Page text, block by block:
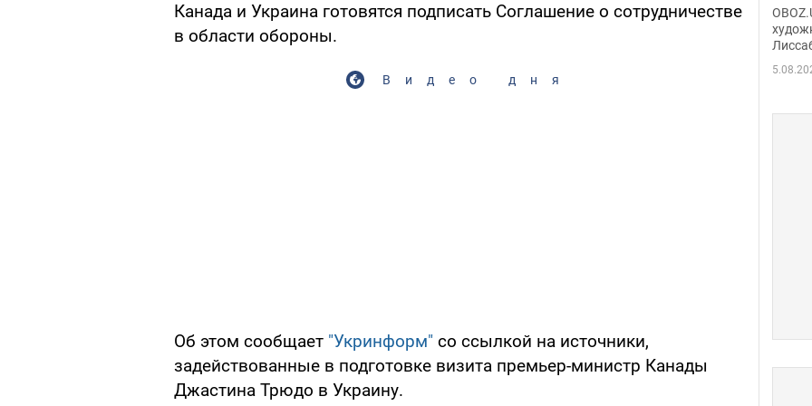
Канада и Украина готовятся подписать Соглашение о сотрудничестве
в области обороны.
Видео дня
Об этом сообщает "Укринформ" со ссылкой на источники,
задействованные в подготовке визита премьер-министр Канады
Джастина Трюдо в Украину.
сына